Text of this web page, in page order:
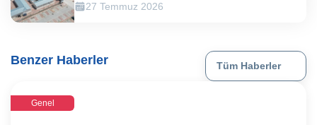
27 Temmuz 2026
Benzer Haberler Tüm Haberler
Genel